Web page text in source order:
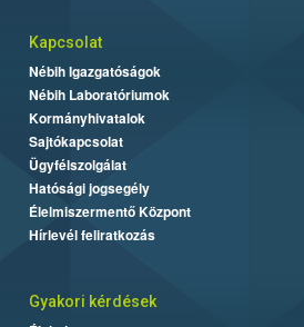
Kapcsolat
Nébih Igazgatóságok
Nébih Laboratóriumok
Kormányhivatalok
Sajtókapcsolat
Ügyfélszolgálat
Hatósági jogsegély
Élelmiszermentő Központ
Hírlevél feliratkozás
Gyakori kérdések